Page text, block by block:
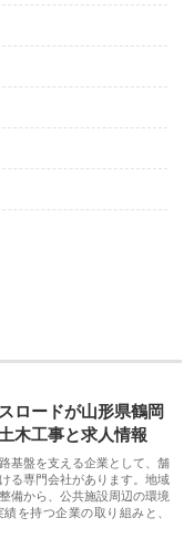
ロードが山形県鶴岡
木工事と求人情報
基盤を支える企業として、舗
る専門会社があります。地域
備から、公共施設周辺の環境
を持つ企業の取り組みと、